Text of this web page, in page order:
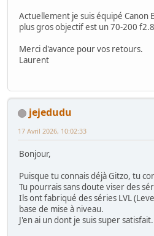
Actuellement je suis équipé Canon
plus gros objectif est un 70-200
Merci d'avance pour vos retours.
Laurent
jejedudu
17 Avril 2026, 10:02:33
Bonjour,
Puisque tu connais déjà Gitzo, tu
Tu pourrais sans doute viser des
Ils ont fabriqué des séries LVL
base de mise à niveau.
J'en ai un dont je suis super satisfait.